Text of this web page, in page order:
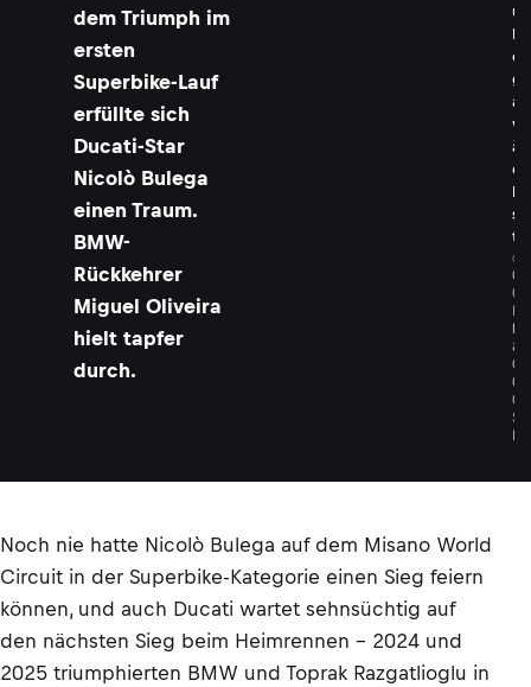
dem Triumph im
ersten
Superbike-Lauf
erfüllte sich
Ducati-Star
Nicolò Bulega
einen Traum.
BMW-
Rückkehrer
Miguel Oliveira
hielt tapfer
durch.
u
l
e
g
a
w
ä
c
h
s
t
©
G
O
L
D
&
G
O
O
S
E
Noch nie hatte Nicolò Bulega auf dem Misano World
Circuit in der Superbike-Kategorie einen Sieg feiern
können, und auch Ducati wartet sehnsüchtig auf
den nächsten Sieg beim Heimrennen – 2024 und
2025 triumphierten BMW und Toprak Razgatlioglu in